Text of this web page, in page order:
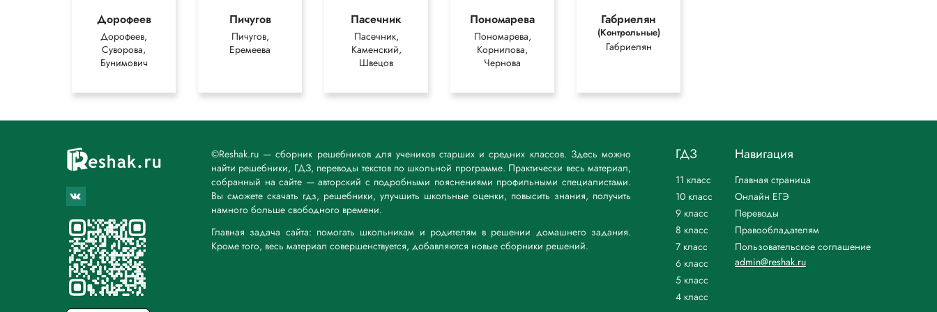
Дорофеев
Дорофеев,
Суворова,
Бунимович
Пичугов
Пичугов,
Еремеева
Пасечник
Пасечник,
Каменский,
Швецов
Пономарева
Пономарева,
Корнилова,
Чернова
Габриелян
(Контрольные)
Габриелян
©Reshak.ru — сборник решебников для учеников старших и средних классов. Здесь можно
найти решебники, ГДЗ, переводы текстов по школьной программе. Практически весь материал,
собранный на сайте — авторский с подробными пояснениями профильными специалистами.
Вы сможете скачать гдз, решебники, улучшить школьные оценки, повысить знания, получить
намного больше свободного времени.
Главная задача сайта: помогать школьникам и родителям в решении домашнего задания.
Кроме того, весь материал совершенствуется, добавляются новые сборники решений.
ГДЗ
11 класс
10 класс
9 класс
8 класс
7 класс
6 класс
5 класс
4 класс
Навигация
Главная страница
Онлайн ЕГЭ
Переводы
Правообладателям
Пользовательское соглашение
admin@reshak.ru